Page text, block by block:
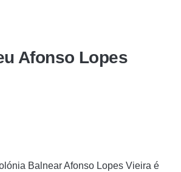
Afonso Lopes
Balnear Afonso Lopes Vieira é